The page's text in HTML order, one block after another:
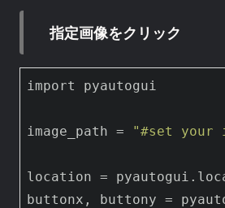
指定画像をクリック
import pyautogui
image_path = "#set your
location =
buttonx, buttony =